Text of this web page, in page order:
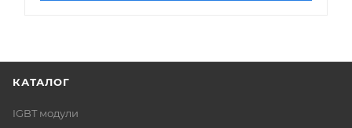
КАТАЛОГ
IGBT модули